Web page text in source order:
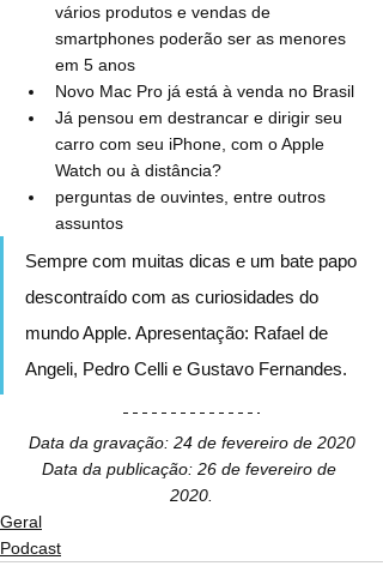
vários produtos e vendas de
smartphones poderão ser as menores
em 5 anos
Novo Mac Pro já está à venda no Brasil
Já pensou em destrancar e dirigir seu
carro com seu iPhone, com o Apple
Watch ou à distância?
perguntas de ouvintes, entre outros
assuntos
Sempre com muitas dicas e um bate papo
descontraído com as curiosidades do
mundo Apple. Apresentação: Rafael de
Angeli, Pedro Celli e Gustavo Fernandes.
Data da gravação: 24 de fevereiro de 2020
Data da publicação: 26 de fevereiro de
2020.
Geral
Podcast